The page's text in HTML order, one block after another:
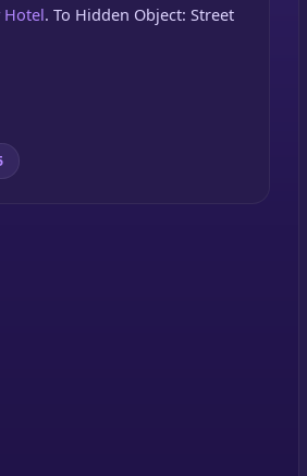
Hotel. Το Hidden Object: Street